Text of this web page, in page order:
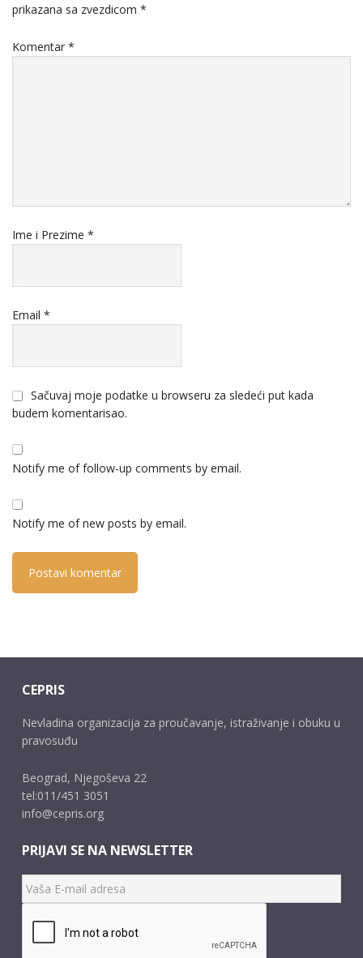
prikazana sa zvezdicom *
Komentar *
Ime i Prezime *
Email *
Sačuvaj moje podatke u browseru za sledeći put kada
budem komentarisao.
Notify me of follow-up comments by email.
Notify me of new posts by email.
CEPRIS
Nevladina organizacija za proučavanje, istraživanje i obuku u
pravosuđu
Beograd, Njegoševa 22
tel:011/451 3051
info@cepris.org
PRIJAVI SE NA NEWSLETTER